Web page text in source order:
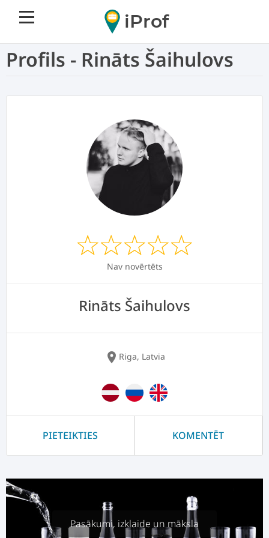
iProf
Profils - Rināts Šaihulovs
Nav novērtēts
Rināts Šaihulovs
location_on Riga, Latvia
PIETEIKTIES KOMENTĒT
Pasākumi, izklaide un māksla